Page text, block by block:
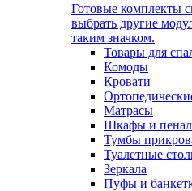
Готовые комплекты
выбрать другие
таким значком.
Товары для
Комоды
Кровати
Матрасы
Шкафы и
Тумбы
Туалетные
Зеркала
Пуфы и